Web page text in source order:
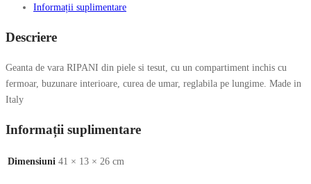
Informații suplimentare
Descriere
Geanta de vara RIPANI din piele si tesut, cu un compartiment inchis cu
fermoar, buzunare interioare, curea de umar, reglabila pe lungime. Made in
Italy
Informații suplimentare
Dimensiuni 41 × 13 × 26 cm